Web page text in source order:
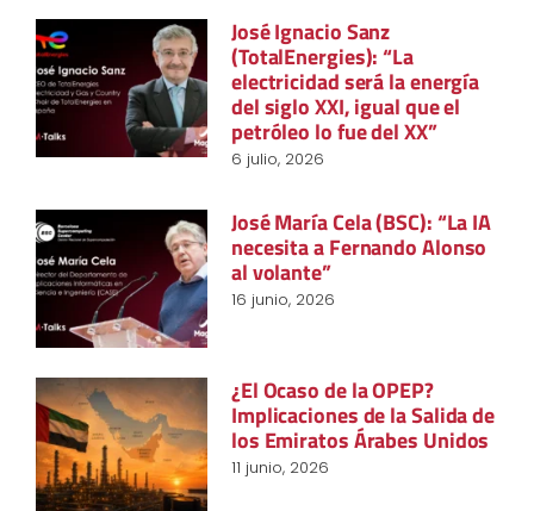
José Ignacio Sanz
(TotalEnergies): “La
electricidad será la energía
del siglo XXI, igual que el
petróleo lo fue del XX”
6 julio, 2026
José María Cela (BSC): “La IA
necesita a Fernando Alonso
al volante”
16 junio, 2026
¿El Ocaso de la OPEP?
Implicaciones de la Salida de
los Emiratos Árabes Unidos
11 junio, 2026